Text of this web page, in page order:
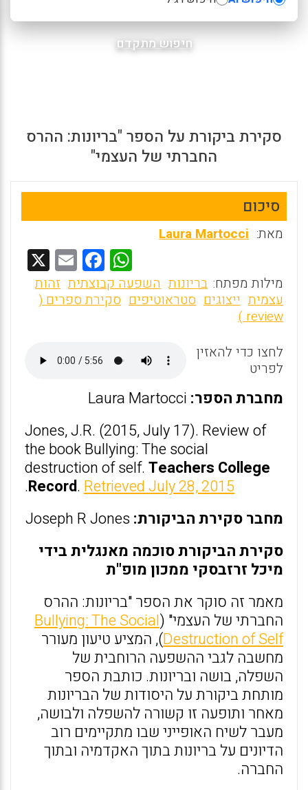
חיפוש מתקדם
סקירת ביקורת על הספר "בריונות: ההרס
החברתי של העצמי"
סיכום
מאת: Laura Martocci
W
h
at
A
p
p
F
a
ce
o
o
E
m
ai
מילות מפתח: בריונות השפעה קבוצתית זהות
עצמית ייצוגים סטראוטיפים סקירת ספרים (
review )
לחצו כדי להאזין
לפריט
מחברת הספר:
Jones, J.R. (2015, July 17). Review of
the book Bullying: The social
destruction of self. Teachers College
Record. Retrieved July 28, 2015
.
מחבר סקירת הביקורת:
סקירת הביקורת סוכמה מאנגלית בידי
מיכל זרזבסקי ממכון מופ"ת
מאמר זה סוקר את הספר "בריונות: ההרס
החברתי של העצמי" (Bullying: The Social
Destruction of Self), המציע טיעון מעורר
מחשבה לגבי ההשפעה הרוחבית של
השפלה, בושה ובריונות. כותבת הספר
מותחת ביקורת על היסודות של הבריונות
מאחר ותופעה זו קשורה להשפלה ולבושה,
מעבר לשיח האופייני שבו מתקיימים רוב
הדיונים על בריונות בתוך האקדמיה ובתוך
החברה.